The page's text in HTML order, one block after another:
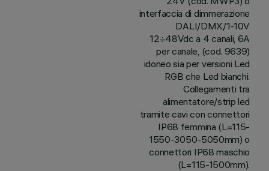
interfaccia di dimmerazione
DALI/DMX/1-10V
12÷48Vdc a 4 canali, 6A
per canale, (cod. 9639)
idoneo sia per versioni Led
RGB che Led bianchi.
Collegamenti tra
alimentatore/strip led
tramite cavi con connettori
IP68 femmina (L=115-
1550-3050-5050mm) o
connettori IP68 maschio
(L=115-1500mm).